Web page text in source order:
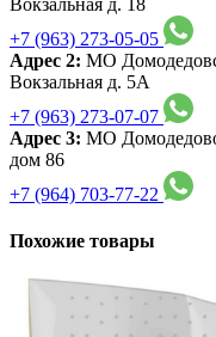
+7 (963) 273-05-05
Адрес 2: МО
Вокзальная д. 5А
+7 (963) 273-07-07
Адрес 3: МО
дом 86
+7 (964) 703-77-22
Похожие товары